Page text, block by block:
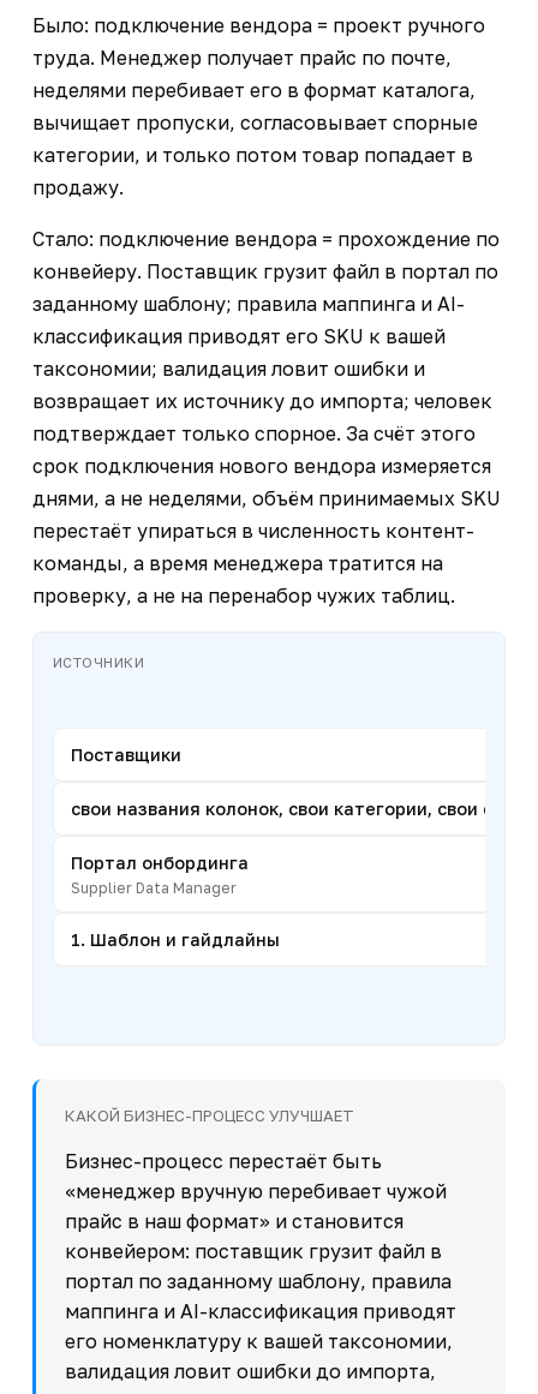
Было: подключение вендора = проект ручного
труда. Менеджер получает прайс по почте,
неделями перебивает его в формат каталога,
вычищает пропуски, согласовывает спорные
категории, и только потом товар попадает в
продажу.
Стало: подключение вендора = прохождение по
конвейеру. Поставщик грузит файл в портал по
заданному шаблону; правила маппинга и AI-
классификация приводят его SKU к вашей
таксономии; валидация ловит ошибки и
возвращает их источнику до импорта; человек
подтверждает только спорное. За счёт этого
срок подключения нового вендора измеряется
днями, а не неделями, объём принимаемых SKU
перестаёт упираться в численность контент-
команды, а время менеджера тратится на
проверку, а не на перенабор чужих таблиц.
ИСТОЧНИКИ
Поставщики
свои названия колонок, свои категории, свои
Портал онбординга
Supplier Data Manager
1. Шаблон и гайдлайны
КАКОЙ БИЗНЕС-ПРОЦЕСС УЛУЧШАЕТ
Бизнес-процесс перестаёт быть
«менеджер вручную перебивает чужой
прайс в наш формат» и становится
конвейером: поставщик грузит файл в
портал по заданному шаблону, правила
маппинга и AI-классификация приводят
его номенклатуру к вашей таксономии,
валидация ловит ошибки до импорта,